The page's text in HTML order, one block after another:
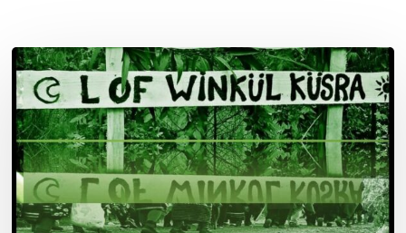
Lof
Winkül
Küsra
convoca
a
apoyar